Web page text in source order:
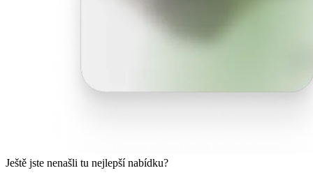
Ještě jste nenašli tu nejlepší nabídku?